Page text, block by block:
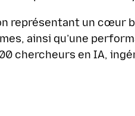
représentant un cœur
ainsi qu’une
chercheurs en IA,